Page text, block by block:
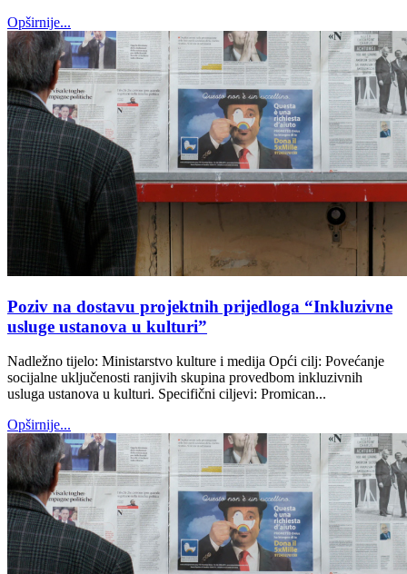
Opširnije...
Poziv na dostavu projektnih prijedloga “Inkluzivne
usluge ustanova u kulturi”
Nadležno tijelo: Ministarstvo kulture i medija Opći cilj: Povećanje
socijalne uključenosti ranjivih skupina provedbom inkluzivnih
usluga ustanova u kulturi. Specifični ciljevi: Promican...
Opširnije...